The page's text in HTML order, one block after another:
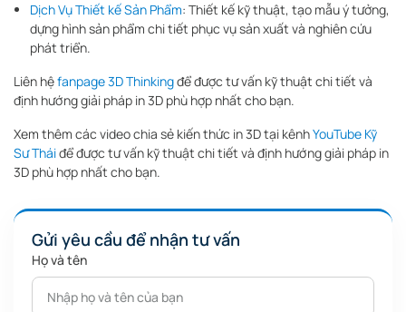
Dịch Vụ Thiết kế Sản Phẩm: Thiết kế kỹ thuật, tạo mẫu ý tưởng,
dựng hình sản phẩm chi tiết phục vụ sản xuất và nghiên cứu
phát triển.
Liên hệfanpage 3D Thinkingđể được tư vấn kỹ thuật chi tiết và
định hướng giải pháp in 3D phù hợp nhất cho bạn.
Xem thêm các video chia sẻ kiến thức in 3D tại kênhYouTube Kỹ
Sư Tháiđể được tư vấn kỹ thuật chi tiết và định hướng giải pháp in
3D phù hợp nhất cho bạn.
Gửi yêu cầu để nhận tư vấn
Họ và tên